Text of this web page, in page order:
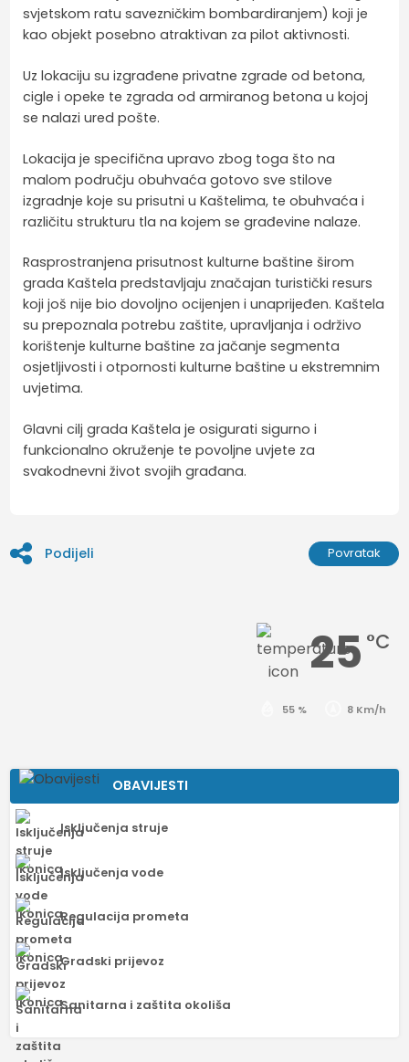
svjetskom ratu savezničkim bombardiranjem) koji je
kao objekt posebno atraktivan za pilot aktivnosti.
Uz lokaciju su izgrađene privatne zgrade od betona,
cigle i opeke te zgrada od armiranog betona u kojoj
se nalazi ured pošte.
Lokacija je specifična upravo zbog toga što na
malom području obuhvaća gotovo sve stilove
izgradnje koje su prisutni u Kaštelima, te obuhvaća i
različitu strukturu tla na kojem se građevine nalaze.
Rasprostranjena prisutnost kulturne baštine širom
grada Kaštela predstavljaju značajan turistički resurs
koji još nije bio dovoljno ocijenjen i unaprijeđen. Kaštela
su prepoznala potrebu zaštite, upravljanja i održivo
korištenje kulturne baštine za jačanje segmenta
osjetljivosti i otpornosti kulturne baštine u ekstremnim
uvjetima.
Glavni cilj grada Kaštela je osigurati sigurno i
funkcionalno okruženje te povoljne uvjete za
svakodnevni život svojih građana.
Podijeli Povratak
25 °C
55 % 8 Km/h
OBAVIJESTI
Isključenja struje
Isključenja vode
Regulacija prometa
Gradski prijevoz
Sanitarna i zaštita okoliša